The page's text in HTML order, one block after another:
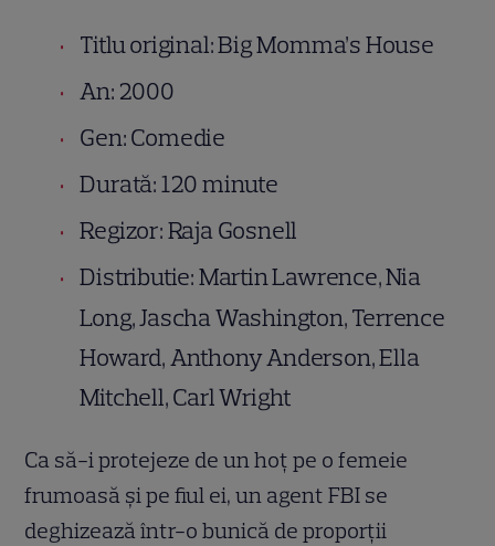
Titlu original: Big Momma’s House
An: 2000
Gen: Comedie
Durată: 120 minute
Regizor: Raja Gosnell
Distributie: Martin Lawrence, Nia
Long, Jascha Washington, Terrence
Howard, Anthony Anderson, Ella
Mitchell, Carl Wright
Ca să-i protejeze de un hoţ pe o femeie
frumoasă şi pe fiul ei, un agent FBI se
deghizează într-o bunică de proporţii